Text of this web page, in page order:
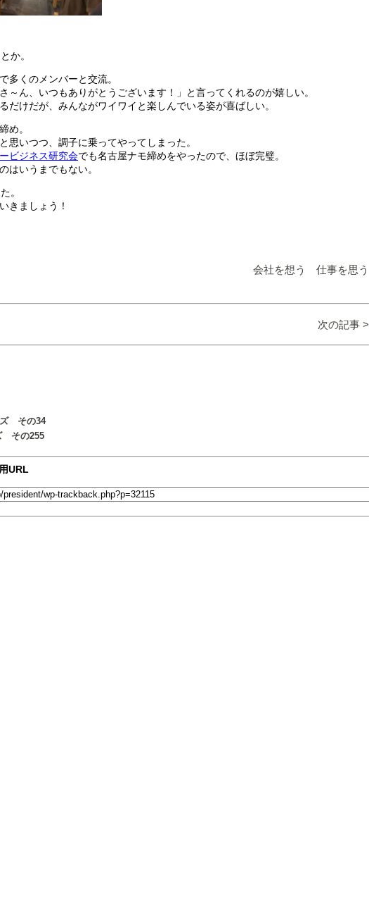
か。
多くのメンバーと交流。
～ん、いつもありがとうございます！」と言ってくれるのが嬉しい。
だけだが、みんながワイワイと楽しんでいる姿が喜ばしい。
め。
思いつつ、調子に乗ってやってしまった。
ビジネス研究会でも名古屋ナモ締めをやったので、ほぼ完璧。
はいうまでもない。
。
きましょう！
会社を想う 仕事を思う
次の記事 >
その34
その255
URL